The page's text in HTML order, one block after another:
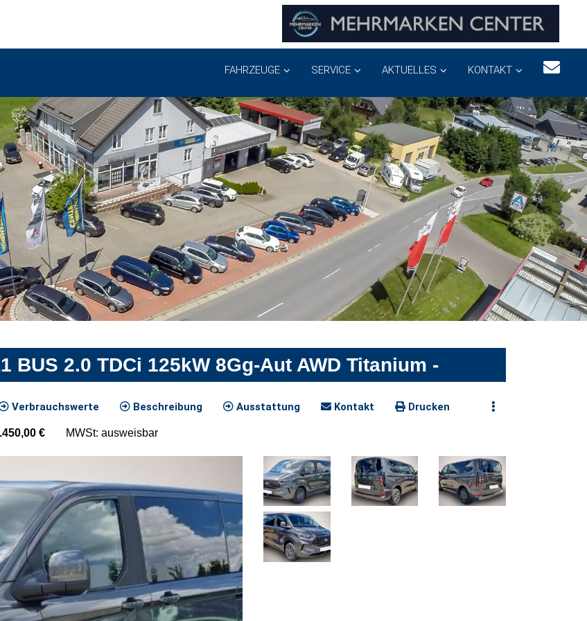
FAHRZEUGE SERVICE AKTUELLES KONTAKT
BUS 2.0 TDCi 125kW 8Gg-Aut AWD Titanium -
Verbrauchswerte Beschreibung Ausstattung Kontakt Drucken
€ MWSt: ausweisbar